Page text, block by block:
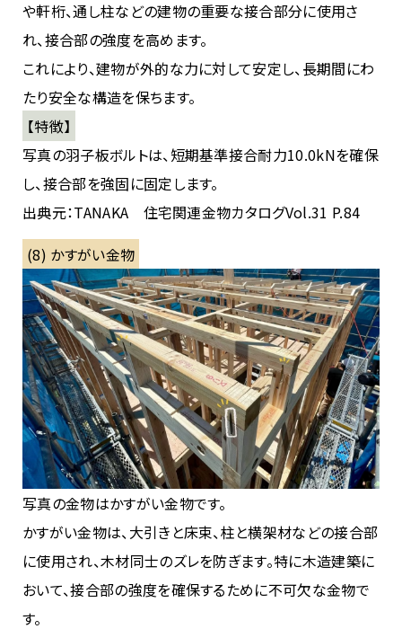
や軒桁、通し柱などの建物の重要な接合部分に使用さ
れ、接合部の強度を高めます。
これにより、建物が外的な力に対して安定し、長期間にわ
たり安全な構造を保ちます。
【特徴】
写真の羽子板ボルトは、短期基準接合耐力10.0kNを確保
し、接合部を強固に固定します。
出典元：TANAKA 住宅関連金物カタログVol.31 P.84
(8) かすがい金物
写真の金物はかすがい金物です。
かすがい金物は、大引きと床束、柱と横架材などの接合部
に使用され、木材同士のズレを防ぎます。特に木造建築に
おいて、接合部の強度を確保するために不可欠な金物で
す。